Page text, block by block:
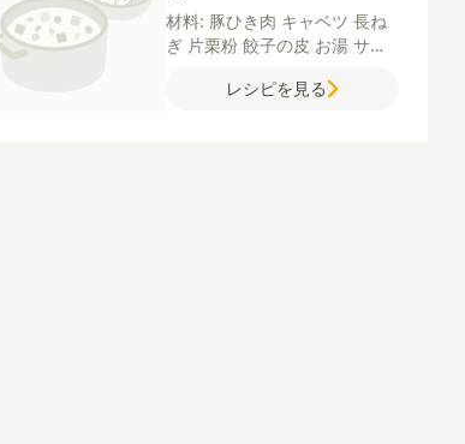
材料: 豚ひき肉 キャベツ 長ね
ぎ 片栗粉 餃子の皮 お湯 サラ
ターソース鶏ガラスープの素
レシピを見る